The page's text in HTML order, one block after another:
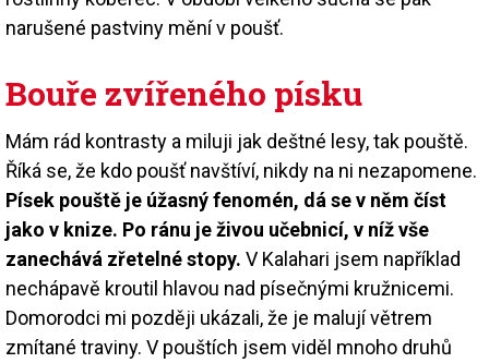
narušené pastviny mění v poušť.
Bouře zvířeného písku
Mám rád kontrasty a miluji jak deštné lesy, tak pouště.
Říká se, že kdo poušť navštíví, nikdy na ni nezapomene.
Písek pouště je úžasný fenomén, dá se v něm číst
jako v knize. Po ránu je živou učebnicí, v níž vše
zanechává zřetelné stopy. V Kalahari jsem například
nechápavě kroutil hlavou nad písečnými kružnicemi.
Domorodci mi později ukázali, že je malují větrem
zmítané traviny. V pouštích jsem viděl mnoho druhů